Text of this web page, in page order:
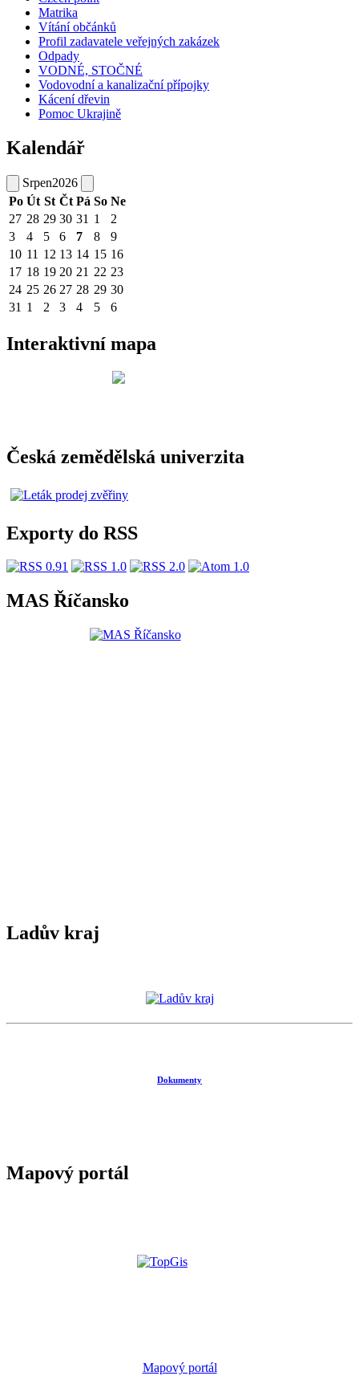
Matrika
Vítání občánků
Profil zadavatele veřejných zakázek
Odpady
VODNÉ, STOČNÉ
Vodovodní a kanalizační přípojky
Kácení dřevin
Pomoc Ukrajině
Kalendář
Srpen2026
Po Út St Čt Pá So Ne
27 28 29 30 31 1
2
3
4 5 6 7 8
9
10 11 12 13 14 15 16
17 18 19 20 21 22 23
24 25 26 27 28 29 30
31 1 2 3 4 5 6
Interaktivní mapa
Česká zemědělská univerzita
Exporty do RSS
MAS Říčansko
Ladův kraj
Dokumenty
Mapový portál
Mapový portál